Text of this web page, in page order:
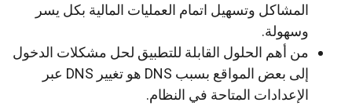
المشاكل وتسهيل اتمام العمليات المالية بكل يسر
وسهولة.
من أهم الحلول القابلة للتطبيق لحل مشكلات الدخول
إلى بعض المواقع بسبب DNS هو تغيير DNS عبر
الإعدادات المتاحة في النظام.